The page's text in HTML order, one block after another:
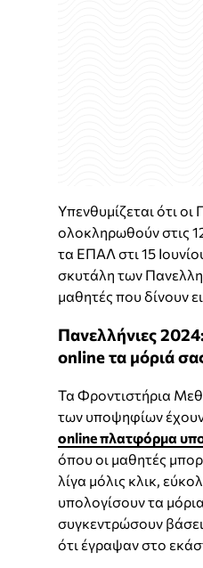
Υπενθυμίζεται ότι
ολοκληρωθούν στις
τα ΕΠΑΛ στι 15
σκυτάλη των
μαθητές που δίνουν
Πανελλήνιες
online τα μόριά
Τα Φροντιστήρια
των υποψηφίων έχουν
online πλατφόρμα
όπου οι μαθητές
λίγα μόλις κλικ,
υπολογίσουν τα
συγκεντρώσουν
ότι έγραψαν στο